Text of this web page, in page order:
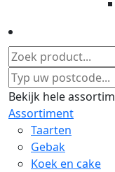
Bekijk hele
Assortiment
Taarten
Gebak
Koek en cake